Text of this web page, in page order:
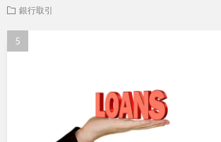
銀行取引